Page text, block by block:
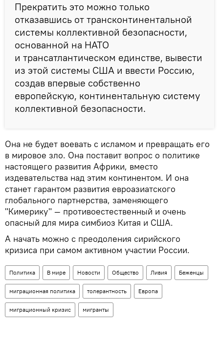
Прекратить это можно только
отказавшись от трансконтинентальной
системы коллективной безопасности,
основанной на НАТО
и трансатлантическом единстве, вывести
из этой системы США и ввести Россию,
создав впервые собственно
европейскую, континентальную систему
коллективной безопасности.
Она не будет воевать с исламом и превращать его
в мировое зло. Она поставит вопрос о политике
настоящего развития Африки, вместо
издевательства над этим континентом. И она
станет гарантом развития евроазиатского
глобального партнерства, заменяющего
"Кимерику" — противоестественный и очень
опасный для мира симбиоз Китая и США.
А начать можно с преодоления сирийского
кризиса при самом активном участии России.
Политика В мире Новости Общество Ливия Беженцы
миграционная политика толерантность Европа
миграционный кризис мигранты